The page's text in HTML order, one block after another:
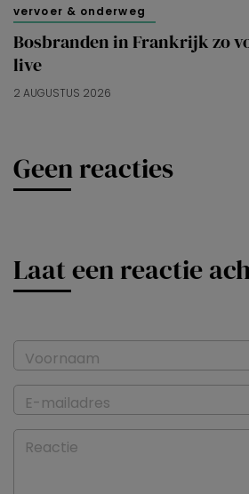
vervoer & onderweg
Bosbranden in Frankrijk zo
live
2 AUGUSTUS 2026
Geen reacties
Laat een reactie
Voornaam
E-mailadres
Reactie